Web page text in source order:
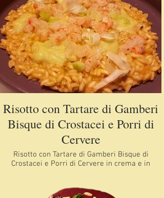
Risotto con Tartare di Gamberi
Bisque di Crostacei e Porri di
Cervere
Risotto con Tartare di Gamberi Bisque di
Crostacei e Porri di Cervere in crema e in